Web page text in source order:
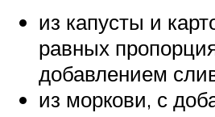
из капусты и
равных
добавлением
из моркови, с